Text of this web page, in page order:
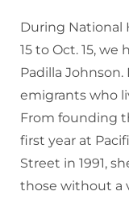
During National
15 to Oct. 15, we
Padilla
emigrants who
From founding
first year at
Street in 1991,
those without a